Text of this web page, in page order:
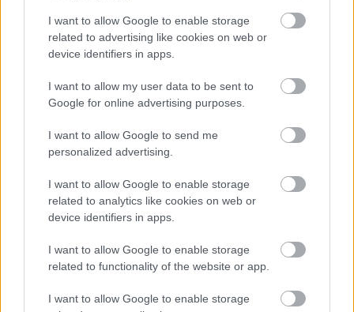
I want to allow Google to enable storage
related to advertising like cookies on web or
device identifiers in apps.
I want to allow my user data to be sent to
Google for online advertising purposes.
I want to allow Google to send me
personalized advertising.
I want to allow Google to enable storage
related to analytics like cookies on web or
device identifiers in apps.
I want to allow Google to enable storage
related to functionality of the website or app.
I want to allow Google to enable storage
FORMA-1
Francia hatalomátvételről
FORMA-1
Újra harcban a győzelemért – ez
feltámadását
FORMA-1
Radikális ötlettel állt elő a korábbi
F1-es fenegyerek